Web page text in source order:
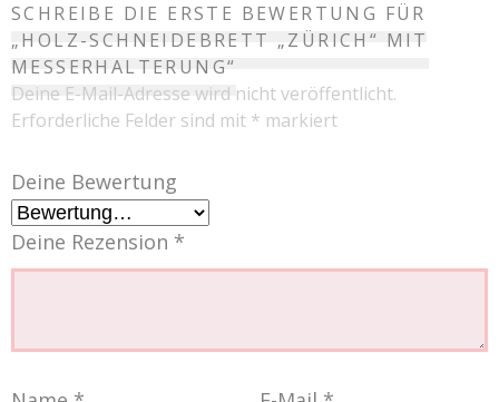
SCHREIBE DIE ERSTE BEWERTUNG FÜR
„HOLZ-SCHNEIDEBRETT „ZÜRICH“ MIT
MESSERHALTERUNG“
Deine E-Mail-Adresse wird nicht veröffentlicht.
Erforderliche Felder sind mit * markiert
Deine Bewertung
Deine Rezension *